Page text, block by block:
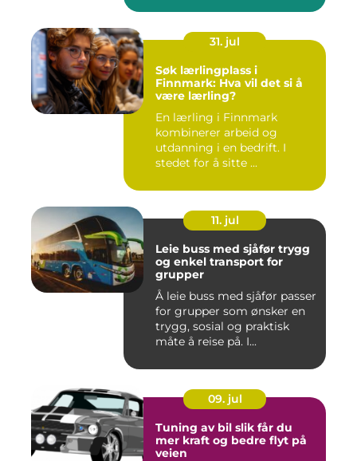
31. jul
Søk lærlingplass i
Finnmark: Hva vil det si å
være lærling?
En lærling i Finnmark
kombinerer arbeid og
utdanning i en bedrift. I
stedet for å sitte ...
11. jul
Leie buss med sjåfør trygg
og enkel transport for
grupper
Å leie buss med sjåfør passer
for grupper som ønsker en
trygg, sosial og praktisk
måte å reise på. I...
09. jul
Tuning av bil slik får du
mer kraft og bedre flyt på
veien